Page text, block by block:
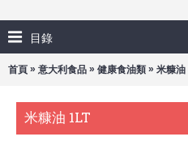
目錄
首頁 » 意大利食品 » 健康食油類 » 米糠油
米糠油 1LT